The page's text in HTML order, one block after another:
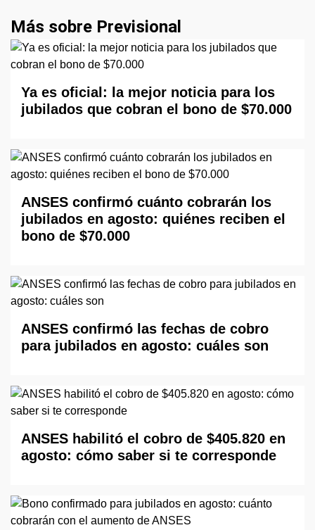
Más sobre Previsional
Ya es oficial: la mejor noticia para los
jubilados que cobran el bono de $70.000
ANSES confirmó cuánto cobrarán los
jubilados en agosto: quiénes reciben el
bono de $70.000
ANSES confirmó las fechas de cobro
para jubilados en agosto: cuáles son
ANSES habilitó el cobro de $405.820 en
agosto: cómo saber si te corresponde